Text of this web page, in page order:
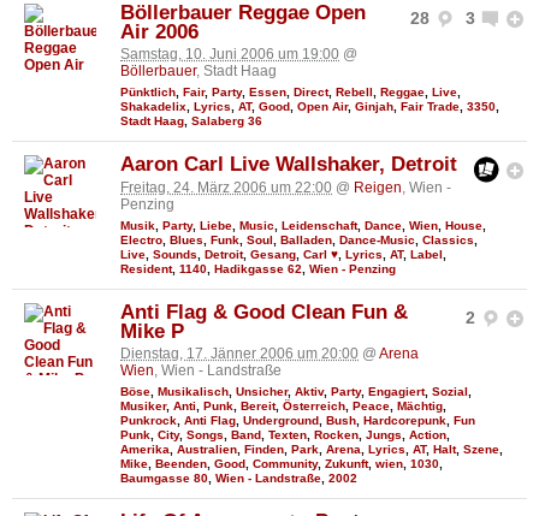
28 3
Böllerbauer Reggae Open
Air 2006
Samstag, 10. Juni 2006 um 19:00 @
Böllerbauer, Stadt Haag
Pünktlich, Fair, Party, Essen, Direct, Rebell , Reggae, Live,
Shakadelix, Lyrics, AT, Good, Open Air, Ginjah, Fair Trade, 3350,
Stadt Haag, Salaberg 36
Aaron Carl Live Wallshaker, Detroit
Freitag, 24. März 2006 um 22:00 @ Reigen , Wien -
Penzing
Musik Party, Liebe Music Leidenschaft, Dance Wien House
Electro Blues Funk Soul Balladen Dance-Music Classics
Live Sounds Detroit, Gesang Carl ♥ Lyrics AT, Label
Resident, 1140 Hadikgasse 62 Wien - Penzing
2
Anti Flag & Good Clean Fun &
Mike P
Dienstag, 17. Jänner 2006 um 20:00 @ Arena
Wien, Wien - Landstraße
Böse Musikalisch Unsicher, Aktiv, Party, Engagiert, Sozial
Musiker, Anti Punk Bereit, Österreich Peace Mächtig
Punkrock Anti Flag Underground Bush Hardcorepunk Fun
Punk City, Songs Band Texten Rocken Jungs Action
Amerika
Australien Finden Park Arena Lyrics AT, Halt, Szene
Mike Beenden Good Community, Zukunft, wien 1030
Baumgasse 80 Wien - Landstraße 2002